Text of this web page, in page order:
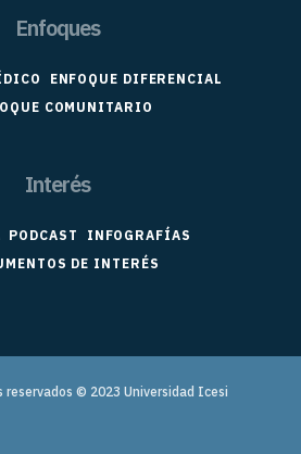
Enfoques
ENFOQUE DIFERENCIAL
COMUNITARIO
Interés
PODCAST
INFOGRAFÍAS
DE INTERÉS
reservados © 2023 Universidad Icesi